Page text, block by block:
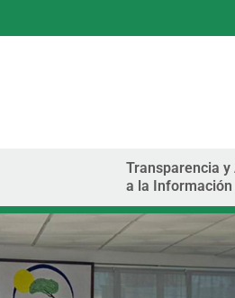
Transparencia y
a la Información